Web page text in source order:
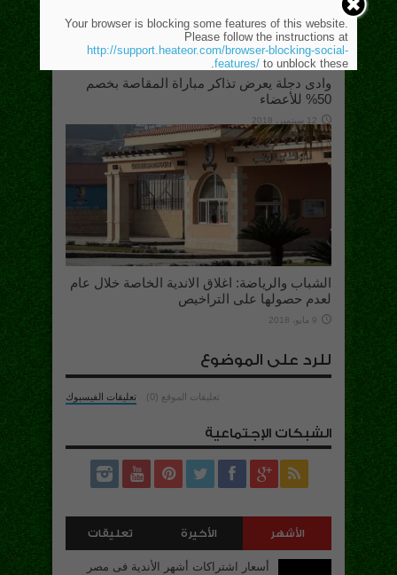
وادى دجلة يعرض تذاكر مباراة المقاصة بخصم
50% للأعضاء
12 سبتمبر، 2018
الشباب والرياضة: اغلاق الاندية الخاصة خلال عام
لعدم حصولها على التراخيص
9 مايو، 2018
للرد على الموضوع
تعليقات الفيسبوك تعليقات الموقع (0)
الشبكات الإجتماعية
الأشهر الأخيرة تعليقات
أسعار اشتراكات أشهر الأندية فى مصر
Your browser is blocking some features of this website.
Please follow the instructions at
http://support.heateor.com/browser-blocking-social-
features/ to unblock these.